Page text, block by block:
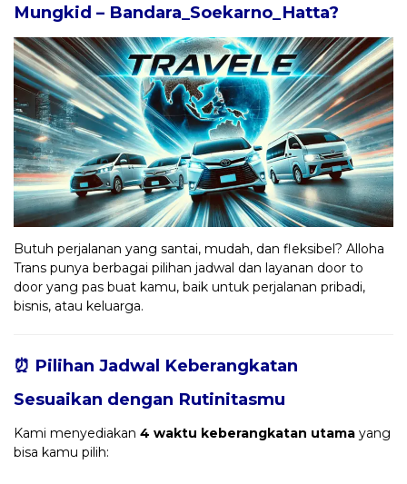
Mungkid – Bandara_Soekarno_Hatta?
Butuh perjalanan yang santai, mudah, dan fleksibel? Alloha
Trans punya berbagai pilihan jadwal dan layanan door to
door yang pas buat kamu, baik untuk perjalanan pribadi,
bisnis, atau keluarga.
⏰ Pilihan Jadwal Keberangkatan
Sesuaikan dengan Rutinitasmu
Kami menyediakan 4 waktu keberangkatan utama yang
bisa kamu pilih: